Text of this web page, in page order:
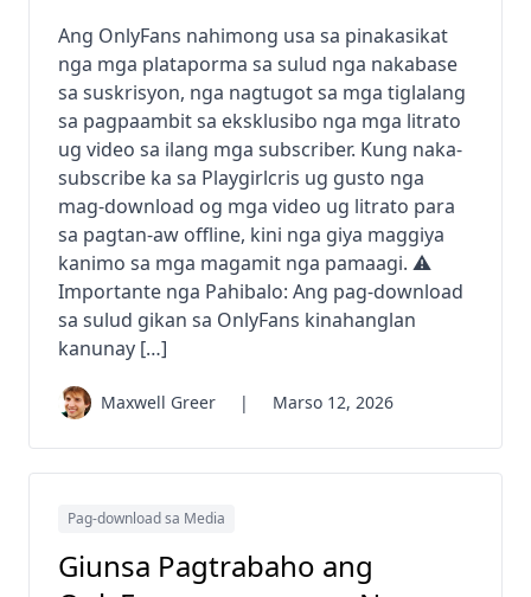
Ang OnlyFans nahimong usa sa pinakasikat
nga mga plataporma sa sulud nga nakabase
sa suskrisyon, nga nagtugot sa mga tiglalang
sa pagpaambit sa eksklusibo nga mga litrato
ug video sa ilang mga subscriber. Kung naka-
subscribe ka sa Playgirlcris ug gusto nga
mag-download og mga video ug litrato para
sa pagtan-aw offline, kini nga giya maggiya
kanimo sa mga magamit nga pamaagi. ⚠️
Importante nga Pahibalo: Ang pag-download
sa sulud gikan sa OnlyFans kinahanglan
kanunay […]
Maxwell Greer | Marso 12, 2026
Pag-download sa Media
Giunsa Pagtrabaho ang